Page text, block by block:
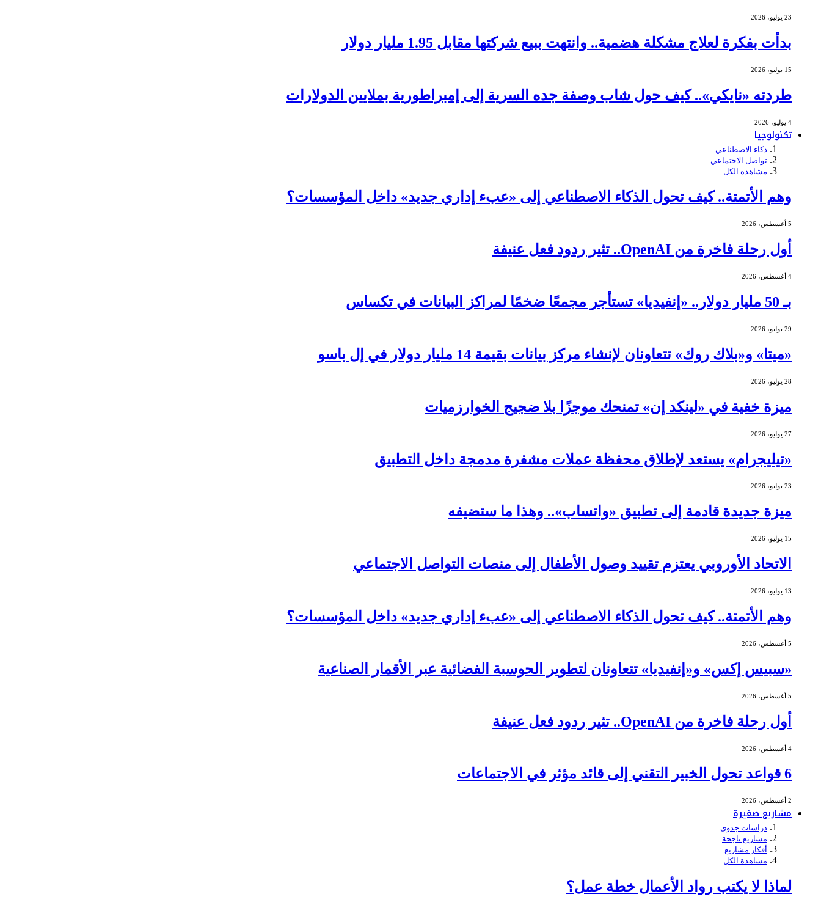
23 يوليو، 2026
بدأت بفكرة لعلاج مشكلة هضمية.. وانتهت ببيع شركتها مقابل 1.95 مليار دولار
15 يوليو، 2026
طردته «نايكي».. كيف حول شاب وصفة جده السرية إلى إمبراطورية بملايين الدولارات
4 يوليو، 2026
تكنولوجيا
ذكاء الاصطناعي
تواصل الاجتماعي
مشاهدة الكل
وهم الأتمتة.. كيف تحول الذكاء الاصطناعي إلى «عبء إداري جديد» داخل المؤسسات؟
5 أغسطس، 2026
أول رحلة فاخرة من OpenAI.. تثير ردود فعل عنيفة
4 أغسطس، 2026
بـ 50 مليار دولار.. «إنفيديا» تستأجر مجمعًا ضخمًا لمراكز البيانات في تكساس
29 يوليو، 2026
«ميتا» و«بلاك روك» تتعاونان لإنشاء مركز بيانات بقيمة 14 مليار دولار في إل باسو
28 يوليو، 2026
ميزة خفية في «لينكد إن» تمنحك موجزًا بلا ضجيج الخوارزميات
27 يوليو، 2026
«تيليجرام» يستعد لإطلاق محفظة عملات مشفرة مدمجة داخل التطبيق
23 يوليو، 2026
ميزة جديدة قادمة إلى تطبيق «واتساب».. وهذا ما ستضيفه
15 يوليو، 2026
الاتحاد الأوروبي يعتزم تقييد وصول الأطفال إلى منصات التواصل الاجتماعي
13 يوليو، 2026
وهم الأتمتة.. كيف تحول الذكاء الاصطناعي إلى «عبء إداري جديد» داخل المؤسسات؟
5 أغسطس، 2026
«سبيس إكس» و«إنفيديا» تتعاونان لتطوير الحوسبة الفضائية عبر الأقمار الصناعية
5 أغسطس، 2026
أول رحلة فاخرة من OpenAI.. تثير ردود فعل عنيفة
4 أغسطس، 2026
6 قواعد تحول الخبير التقني إلى قائد مؤثر في الاجتماعات
2 أغسطس، 2026
مشاريع صغيرة
دراسات جدوى
مشاريع ناجحة
أفكار مشاريع
مشاهدة الكل
لماذا لا يكتب رواد الأعمال خطة عمل؟